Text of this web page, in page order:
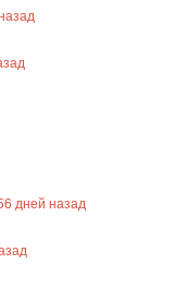
дней назад